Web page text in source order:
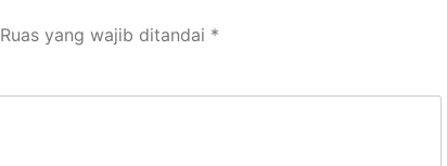
Ruas yang wajib ditandai *